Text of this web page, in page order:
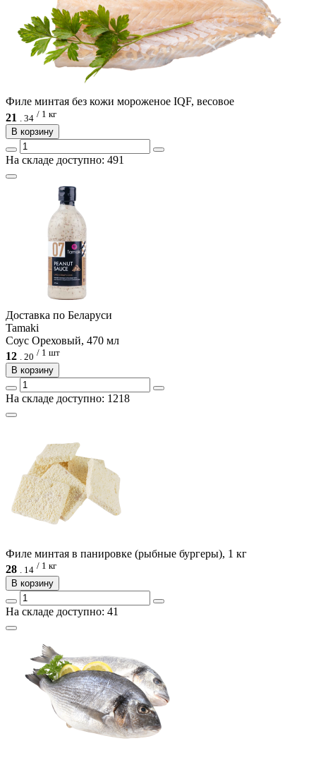
Филе минтая без кожи мороженое IQF, весовое
21
34 / 1 кг
В корзину
На складе доступно: 491
Доcтавка по Беларуси
Tamaki
Соус Ореховый, 470 мл
12 . 20 / 1 шт
В корзину
На складе доступно: 1218
Филе минтая в панировке (рыбные бургеры), 1 кг
28 . 14 / 1 кг
В корзину
На складе доступно: 41